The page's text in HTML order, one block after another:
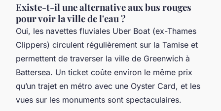
Existe-t-il une alternative aux bus rouges
pour voir la ville de l'eau ?
Oui, les navettes fluviales Uber Boat (ex-Thames
Clippers) circulent régulièrement sur la Tamise et
permettent de traverser la ville de Greenwich à
Battersea. Un ticket coûte environ le même prix
qu’un trajet en métro avec une Oyster Card, et les
vues sur les monuments sont spectaculaires.